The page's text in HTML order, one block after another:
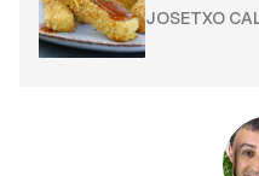
JOSETXO